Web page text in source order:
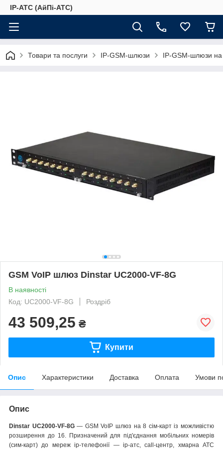
IP-АТС (АйПі-АТС)
Товари та послуги IP-GSM-шлюзи IP-GSM-шлюзи на
GSM VoIP шлюз Dinstar UC2000-VF-8G
В наявності
Код: UC2000-VF-8G
Роздріб
43 509,25 ₴
Купити
Опис Характеристики Доставка Оплата Умови
Опис
Dinstar UC2000-VF-8G― GSM VoIP шлюз на 8 сім-карт із можливістю
розширення до 16. Призначений для під'єднання мобільних номерів
(сим-карт) до мереж ip-телефонії — ip-атс, call-центр, хмарна АТС